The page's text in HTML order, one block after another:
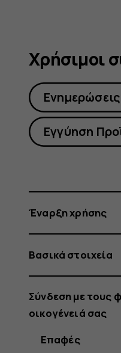
Χρήσιμοι
Εγγύηση
Έναρξη χρήσης
Βασικά στοιχεία
Σύνδεση με τους
οικογένειά σας
Επαφές